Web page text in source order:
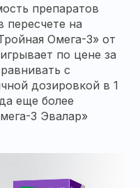
препаратов
пересчете на
Омега-3» от
по цене за
с
дозировкой в 1
еще более
3 Эвалар»